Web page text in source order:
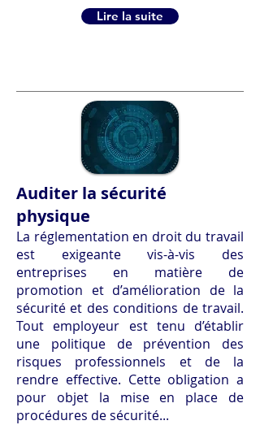
Lire la suite
Auditer la sécurité
physique
La réglementation en droit du travail
est exigeante vis-à-vis des
entreprises en matière de
promotion et d’amélioration de la
sécurité et des conditions de travail.
Tout employeur est tenu d’établir
une politique de prévention des
risques professionnels et de la
rendre effective. Cette obligation a
pour objet la mise en place de
procédures de sécurité...